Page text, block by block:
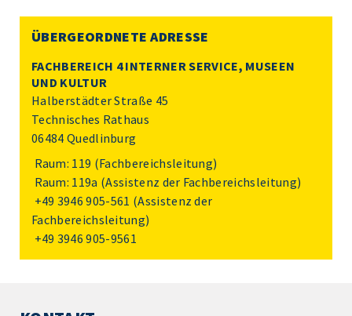
ÜBERGEORDNETE ADRESSE
FACHBEREICH 4 INTERNER SERVICE, MUSEEN
UND KULTUR
Halberstädter Straße 45
Technisches Rathaus
06484 Quedlinburg
Raum: 119 (Fachbereichsleitung)
Raum: 119a (Assistenz der Fachbereichsleitung)
+49 3946 905-561 (Assistenz der
Fachbereichsleitung)
+49 3946 905-9561